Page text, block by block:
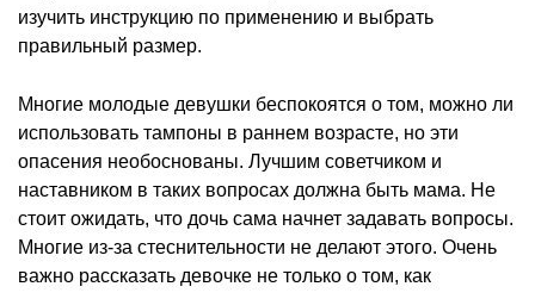
изучить инструкцию по применению и выбрать
правильный размер.
Многие молодые девушки беспокоятся о том, можно ли
использовать тампоны в раннем возрасте, но эти
опасения необоснованы. Лучшим советчиком и
наставником в таких вопросах должна быть мама. Не
стоит ожидать, что дочь сама начнет задавать вопросы.
Многие из-за стеснительности не делают этого. Очень
важно рассказать девочке не только о том, как